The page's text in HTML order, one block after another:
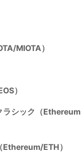
MIOTA）
）
ラシック（Ethereum
ETH）